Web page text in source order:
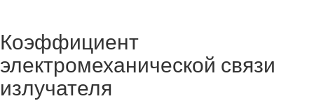
Коэффициент
электромеханической связи
излучателя